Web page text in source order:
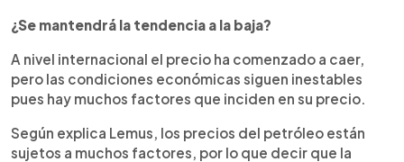
¿Se mantendrá la tendencia a la baja?
A nivel internacional el precio ha comenzado a caer,
pero las condiciones económicas siguen inestables
pues hay muchos factores que inciden en su precio.
Según explica Lemus, los precios del petróleo están
sujetos a muchos factores, por lo que decir que la